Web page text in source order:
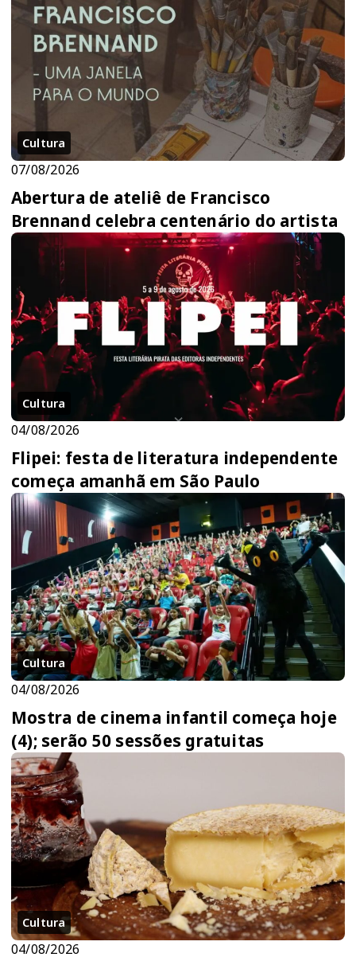
Cultura
07/08/2026
Abertura de ateliê de Francisco
Brennand celebra centenário do artista
Cultura
04/08/2026
Flipei: festa de literatura independente
começa amanhã em São Paulo
Cultura
04/08/2026
Mostra de cinema infantil começa hoje
(4); serão 50 sessões gratuitas
Cultura
04/08/2026